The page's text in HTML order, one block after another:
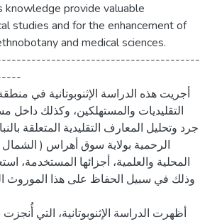
knowledge provide valuable
studies and for the enhancement of
and medical sciences.
أجريت هذه الدراسة الإثنوبوتانية في
التقليديات والمستهلكين، وكذلك
جرد وتحليل المعارف التقليدية المتعلقة
الرحمية بولاية سوق أهراس (
المحلية والعلمية، أجزائها المستخدمة،
وذلك في سبيل الحفاظ على هذا الموروث
أظهرت الدراسة الإثنوبوتانية، التي